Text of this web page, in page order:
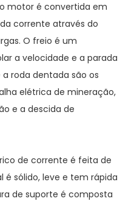
motor é convertida em
corrente através do
O freio é um
a velocidade e a parada
roda dentada são os
elétrica de mineração,
e a descida de
de corrente é feita de
é sólido, leve e tem rápida
de suporte é composta